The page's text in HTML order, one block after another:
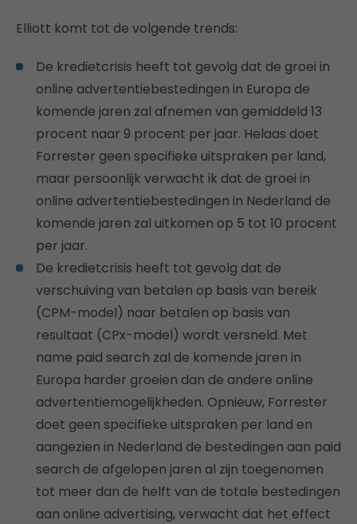
Elliott komt tot de volgende trends:
De kredietcrisis heeft tot gevolg dat de groei in
online advertentiebestedingen in Europa de
komende jaren zal afnemen van gemiddeld 13
procent naar 9 procent per jaar. Helaas doet
Forrester geen specifieke uitspraken per land,
maar persoonlijk verwacht ik dat de groei in
online advertentiebestedingen in Nederland de
komende jaren zal uitkomen op 5 tot 10 procent
per jaar.
De kredietcrisis heeft tot gevolg dat de
verschuiving van betalen op basis van bereik
(CPM-model) naar betalen op basis van
resultaat (CPx-model) wordt versneld. Met
name paid search zal de komende jaren in
Europa harder groeien dan de andere online
advertentiemogelijkheden. Opnieuw, Forrester
doet geen specifieke uitspraken per land en
aangezien in Nederland de bestedingen aan paid
search de afgelopen jaren al zijn toegenomen
tot meer dan de helft van de totale bestedingen
aan online advertising, verwacht dat het effect